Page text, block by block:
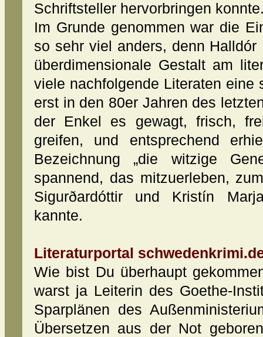
Schriftsteller hervorbringen
Im Grunde genommen war die
so sehr viel anders, denn
überdimensionale Gestalt am
viele nachfolgende Literaten eine
erst in den 80er Jahren des
der Enkel es gewagt, frisch,
greifen, und entsprechend
Bezeichnung „die witzige
spannend, das mitzuerleben,
Sigurðardóttir und Kristín
kannte.
Literaturportal
Wie bist Du überhaupt
warst ja Leiterin des Goethe-
Sparplänen des
Übersetzen aus der Not